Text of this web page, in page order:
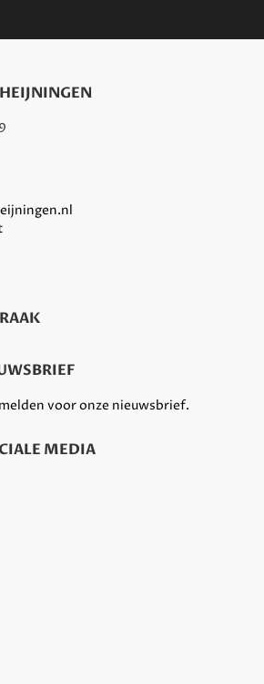
voor onze nieuwsbrief.
MEDIA